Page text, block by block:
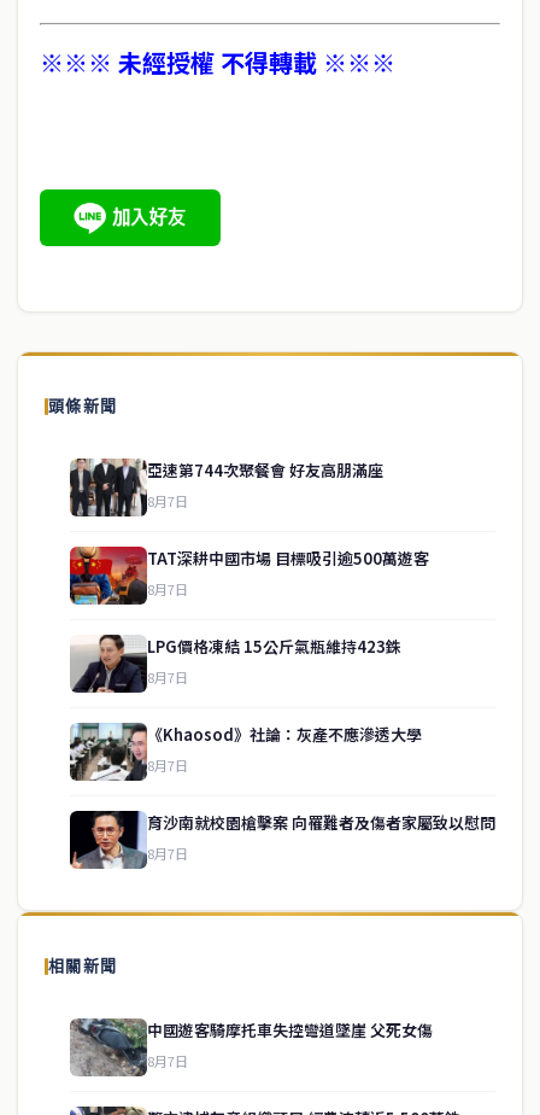
※※※ 未經授權 不得轉載 ※※※
頭條新聞
亞速第744次聚餐會 好友高朋滿座
8月7日
TAT深耕中國市場 目標吸引逾500萬遊客
8月7日
LPG價格凍結 15公斤氣瓶維持423銖
8月7日
《Khaosod》社論：灰產不應滲透大學
8月7日
育沙南就校園槍擊案 向罹難者及傷者家屬致以慰問
8月7日
相關新聞
中國遊客騎摩托車失控彎道墜崖 父死女傷
8月7日
關於我們
泰國中文新聞（TCN）是一家總部設於曼谷的中文新聞媒體，致力於
供即時、客觀、多元的中文新聞內容。
service@thaichinesenews.com